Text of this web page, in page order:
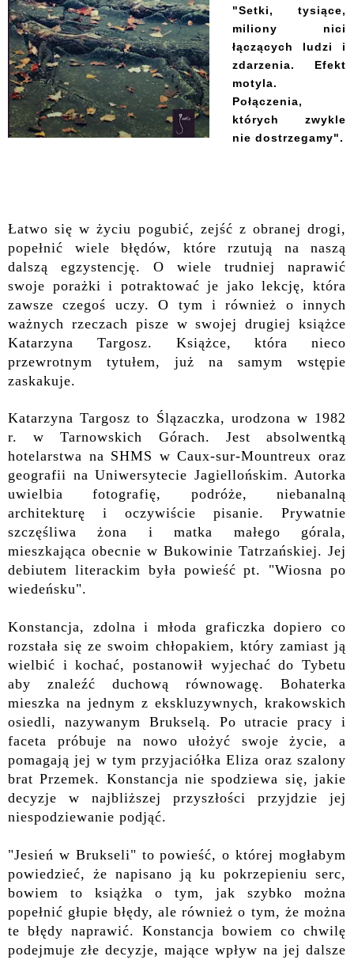
"Setki, tysiące,
miliony nici
łączących ludzi i
zdarzenia. Efekt
motyla.
Połączenia,
których zwykle
nie dostrzegamy".
Łatwo się w życiu pogubić, zejść z obranej drogi,
popełnić wiele błędów, które rzutują na naszą
dalszą egzystencję. O wiele trudniej naprawić
swoje porażki i potraktować je jako lekcję, która
zawsze czegoś uczy. O tym i również o innych
ważnych rzeczach pisze w swojej drugiej książce
Katarzyna Targosz. Książce, która nieco
przewrotnym tytułem, już na samym wstępie
zaskakuje.
Katarzyna Targosz to Ślązaczka, urodzona w 1982
r. w Tarnowskich Górach. Jest absolwentką
hotelarstwa na SHMS w Caux-sur-Mountreux oraz
geografii na Uniwersytecie Jagiellońskim. Autorka
uwielbia fotografię, podróże, niebanalną
architekturę i oczywiście pisanie. Prywatnie
szczęśliwa żona i matka małego górala,
mieszkająca obecnie w Bukowinie Tatrzańskiej. Jej
debiutem literackim była powieść pt. "Wiosna po
wiedeńsku".
Konstancja, zdolna i młoda graficzka dopiero co
rozstała się ze swoim chłopakiem, który zamiast ją
wielbić i kochać, postanowił wyjechać do Tybetu
aby znaleźć duchową równowagę. Bohaterka
mieszka na jednym z ekskluzywnych, krakowskich
osiedli, nazywanym Brukselą. Po utracie pracy i
faceta próbuje na nowo ułożyć swoje życie, a
pomagają jej w tym przyjaciółka Eliza oraz szalony
brat Przemek. Konstancja nie spodziewa się, jakie
decyzje w najbliższej przyszłości przyjdzie jej
niespodziewanie podjąć.
"Jesień w Brukseli" to powieść, o której mogłabym
powiedzieć, że napisano ją ku pokrzepieniu serc,
bowiem to książka o tym, jak szybko można
popełnić głupie błędy, ale również o tym, że można
te błędy naprawić. Konstancja bowiem co chwilę
podejmuje złe decyzje, mające wpływ na jej dalsze